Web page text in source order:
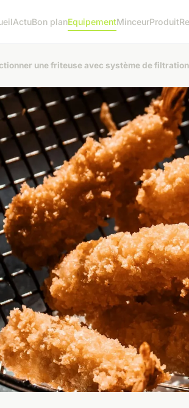
ActuBon planEquipementMinceurProduit
une friteuse avec système de